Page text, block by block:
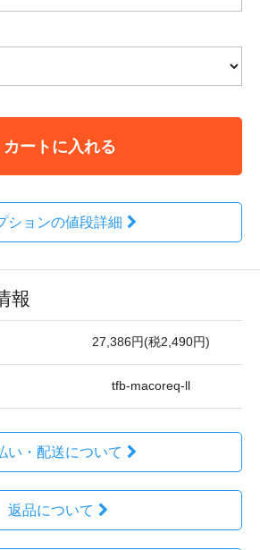
カートに入れる
ションの値段詳細
報
27,386円(税2,490円)
tfb-macoreq-ll
い・配送について
返品について